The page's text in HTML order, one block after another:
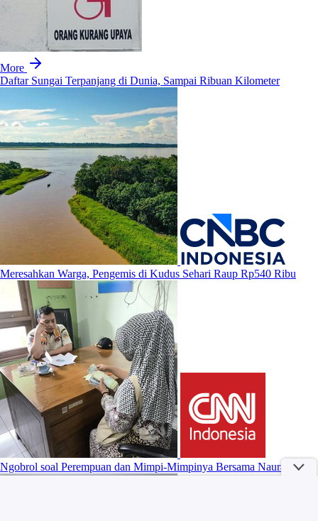
More
Daftar Sungai Terpanjang di Dunia, Sampai Ribuan Kilometer
Meresahkan Warga, Pengemis di Kudus Sehari Raup Rp540 Ribu
Ngobrol soal Perempuan dan Mimpi-Mimpinya Bersama Naura Ayu